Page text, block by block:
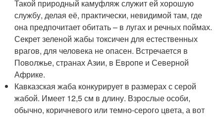
Такой природный камуфляж служит ей хорошую
службу, делая её, практически, невидимой там, где
она предпочитает обитать – в лугах и речных поймах.
Секрет зеленой жабы токсичен для естественных
врагов, для человека не опасен. Встречается в
Поволжье, странах Азии, в Европе и Северной
Африке.
Кавказская жаба конкурирует в размерах с серой
жабой. Имеет 12,5 см в длину. Взрослые особи,
обычно, коричневого или темно-серого цвета, а вот